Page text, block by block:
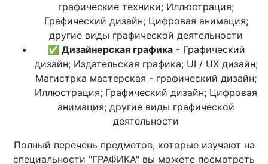
графические техники; Иллюстрация;
Графический дизайн; Цифровая анимация;
другие виды графической деятельности
✅ Дизайнерская графика- Графический
дизайн; Издательская графика; UI / UX дизайн;
Магистрка мастерская - графический дизайн;
Иллюстрация; Графический дизайн; Цифровая
анимация; другие виды графической
деятельности
Полный перечень предметов, которые изучают на
специальности "ГРАФИКА" вы можете посмотреть